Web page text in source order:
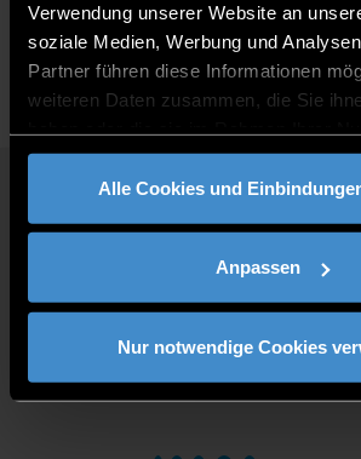
Verwendung unserer Website an
soziale Medien, Werbung und
Partner führen diese Informationen
weiteren Daten zusammen, die Sie
gesammelt haben.
Alle Cookies und
Anpassen
Nur notwendige Cookies
QUICKLINKS
FOR BUSINESSES
DIRECTIONS